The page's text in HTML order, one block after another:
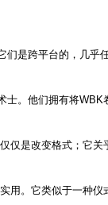
们是跨平台的，几乎
士。他们拥有将
仅是改变格式；它
用。它类似于一种